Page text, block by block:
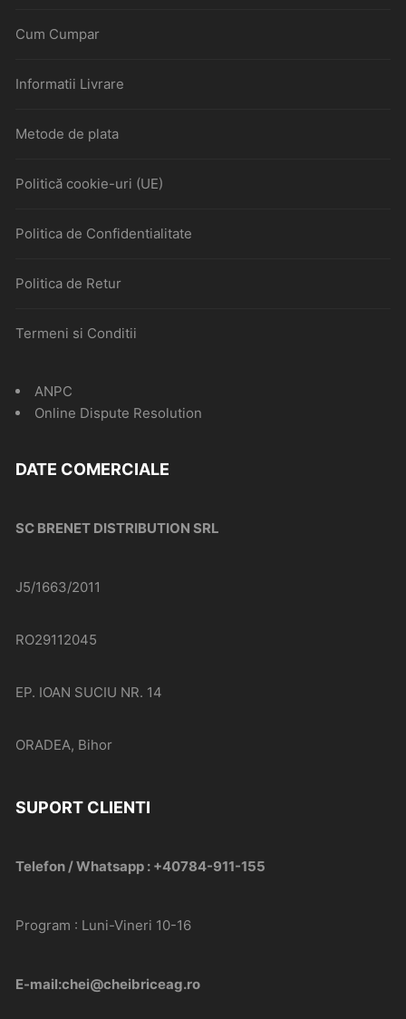
Cum Cumpar
Informatii Livrare
Metode de plata
Politică cookie-uri (UE)
Politica de Confidentialitate
Politica de Retur
Termeni si Conditii
ANPC
Online Dispute Resolution
DATE COMERCIALE
SC BRENET DISTRIBUTION SRL
J5/1663/2011
RO29112045
EP. IOAN SUCIU NR. 14
ORADEA, Bihor
SUPORT CLIENTI
Telefon / Whatsapp : +40784-911-155
Program : Luni-Vineri 10-16
E-mail:chei@cheibriceag.ro